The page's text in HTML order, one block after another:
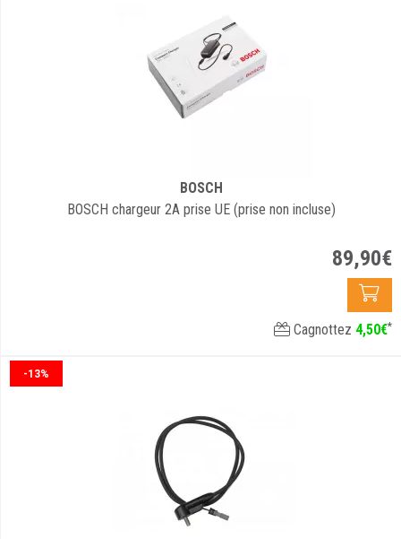
BOSCH
BOSCH chargeur 2A prise UE (prise non incluse)
89,90€
Cagnottez 4,50€*
-13%